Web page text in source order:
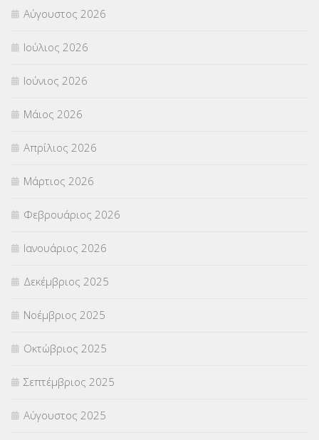
Π.Ε.Κ. ΗΡΑΚΛΕΙΟΥ
ΠΑΝΕΛΛΑΔΙΚΕΣ ΕΞΕΤΑΣΕΙΣ
ΠΡΟΚΗΡΥΞΕΙΣ
ΣΕΜΙΝΑΡΙΑ – ΗΜΕΡΙΔΕΣ
ΣΕΠ(50)
ΣΤΕΛΕΧΗ (360)
ΣΥΜΒΟΥΛΕΥΤΙΚΟΣ ΣΤΑΘΜΟΣ ΝΕΩΝ
ΣΥΝΤΑΞΕΙΣ(12)
ΣΧΟΛΙΚΟΙ ΣΥΜΒΟΥΛΟΙ
ΥΠΕΡΑΡΙΘΜΟΙ(1)
ΥΠΟΤΡΟΦΙΕΣ(28)
ΦΥΣΙΚΗ ΑΓΩΓΗ(692)
Χωρίς κατηγορία
Αύγουστος 2026
Ιούλιος 2026
Ιούνιος 2026
Μάιος 2026
Απρίλιος 2026
Μάρτιος 2026
Φεβρουάριος 2026
Ιανουάριος 2026
Δεκέμβριος 2025
Νοέμβριος 2025
Οκτώβριος 2025
Σεπτέμβριος 2025
Αύγουστος 2025